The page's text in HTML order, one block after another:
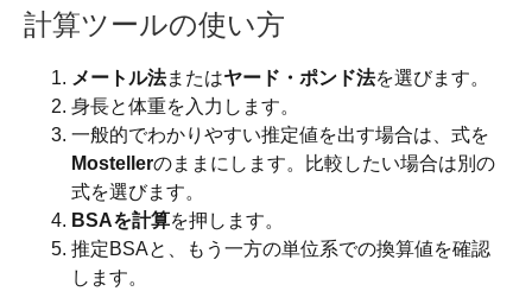
計算ツールの使い方
メートル法またはヤード・ポンド法を選びます。
身長と体重を入力します。
一般的でわかりやすい推定値を出す場合は、式を
Mostellerのままにします。比較したい場合は別の
式を選びます。
BSAを計算を押します。
推定BSAと、もう一方の単位系での換算値を確認
します。